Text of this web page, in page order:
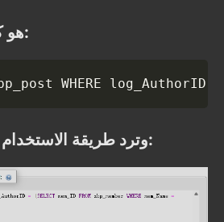
أمر SQL هو كما يلي:
WHERE log_AuthorID
وترد طريقة الاستخدام على النحو التالي: